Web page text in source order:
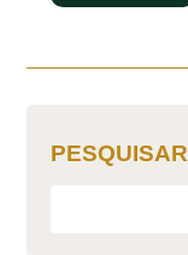
PESQUISAR